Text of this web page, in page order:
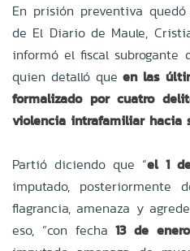
En prisión preventiva
de El Diario de Maule,
informó el fiscal subrogante
quien detalló queen las
formalizado por cuatro
violencia intrafamiliar hacia
Partió diciendo que “el 1
imputado, posteriormente
flagrancia, amenaza y
eso, “con fecha13 de